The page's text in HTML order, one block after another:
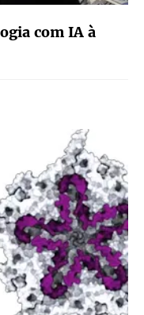
com IA à